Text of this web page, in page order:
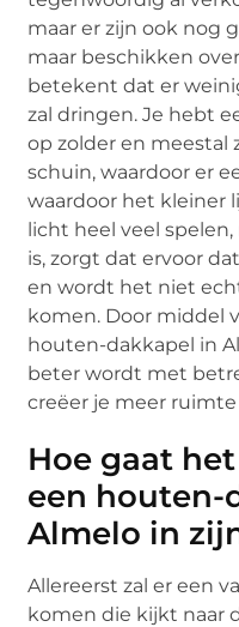
maar er zijn ook nog
maar beschikken
betekent dat er
zal dringen. Je hebt
op zolder en meestal
schuin, waardoor er
waardoor het kleiner
licht heel veel
is, zorgt dat ervoor
en wordt het niet
komen. Door middel
houten-dakkapel in
beter wordt met
creëer je meer ruimte
Hoe gaat
een houten-
Almelo in
Allereerst zal er een
komen die kijkt naar